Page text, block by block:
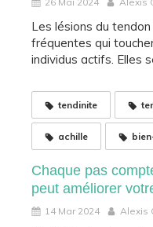
Les lésions du
fréquentes qui
individus actifs. Elles
tendinite
achille
Chaque pas
peut améliorer
14 Mar 2024 Alexis